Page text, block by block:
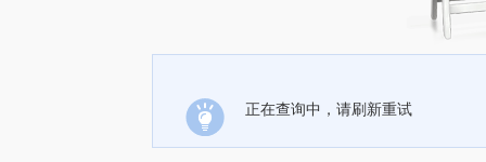
正在查询中，请刷新重试